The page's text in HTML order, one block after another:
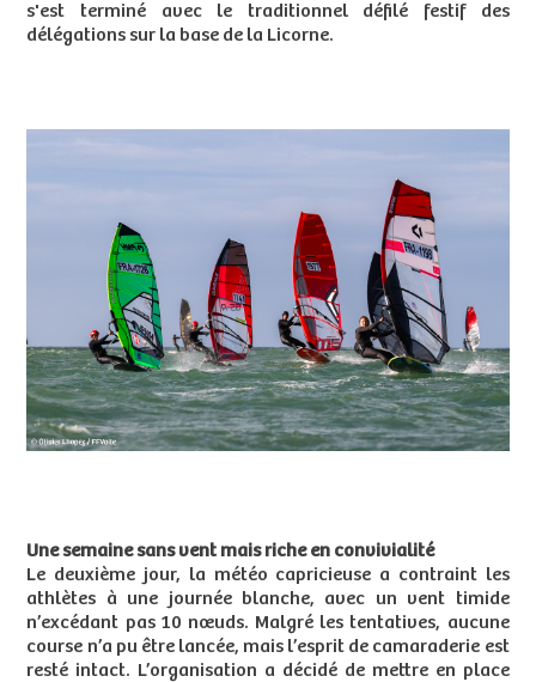
s'est terminé avec le traditionnel défilé festif des
délégations sur la base de la Licorne.
Une semaine sans vent mais riche en convivialité
Le deuxième jour, la météo capricieuse a contraint les
athlètes à une journée blanche, avec un vent timide
n’excédant pas 10 nœuds. Malgré les tentatives, aucune
course n’a pu être lancée, mais l’esprit de camaraderie est
resté intact. L’organisation a décidé de mettre en place